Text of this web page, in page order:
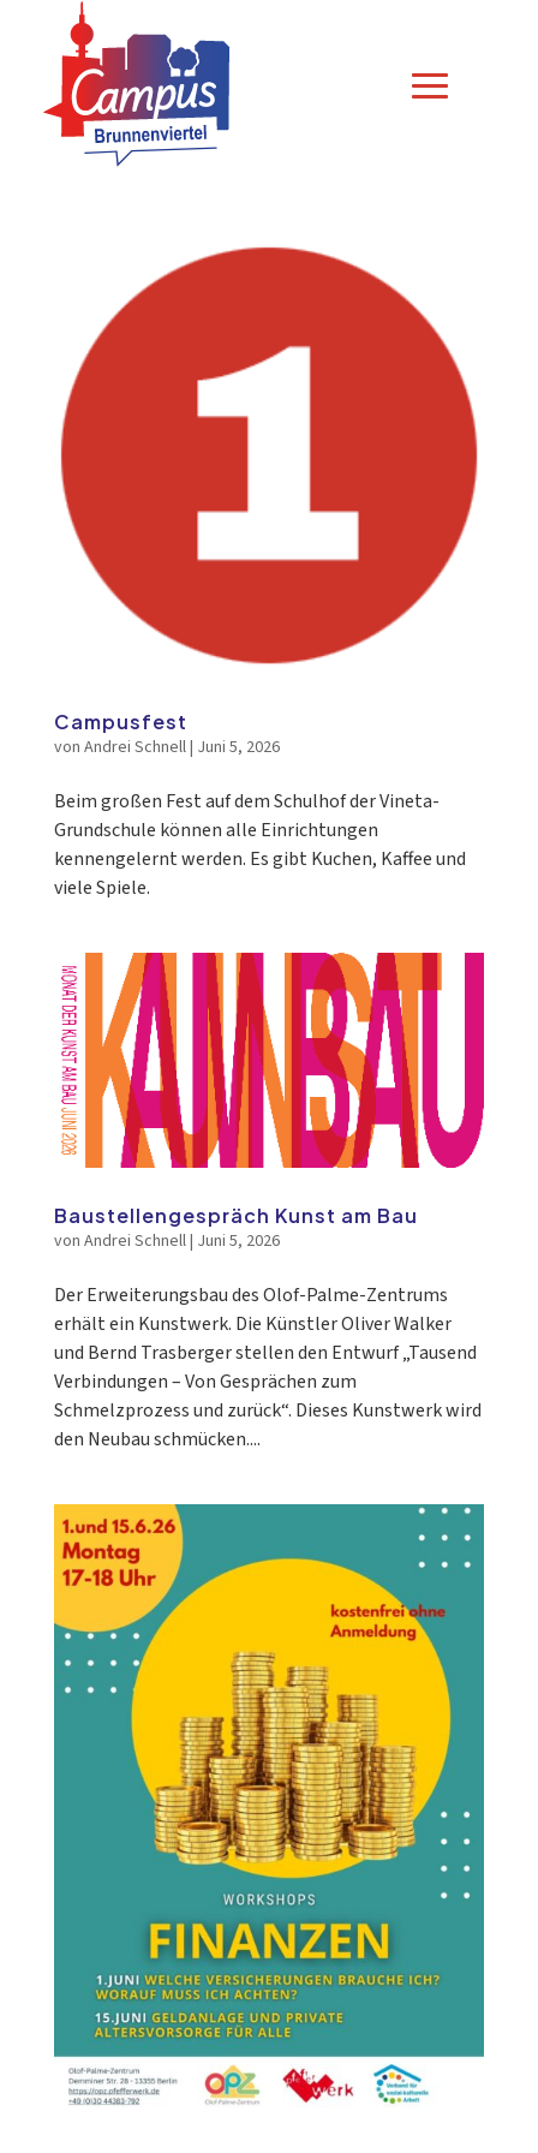
Campusfest
von Andrei Schnell| Juni 5, 2026
Beim großen Fest auf dem Schulhof der Vineta-
Grundschule können alle Einrichtungen
kennengelernt werden. Es gibt Kuchen, Kaffee und
viele Spiele.
Baustellengespräch Kunst am Bau
von Andrei Schnell| Juni 5, 2026
Der Erweiterungsbau des Olof-Palme-Zentrums
erhält ein Kunstwerk. Die Künstler Oliver Walker
und Bernd Trasberger stellen den Entwurf „Tausend
Verbindungen – Von Gesprächen zum
Schmelzprozess und zurück“. Dieses Kunstwerk wird
den Neubau schmücken....